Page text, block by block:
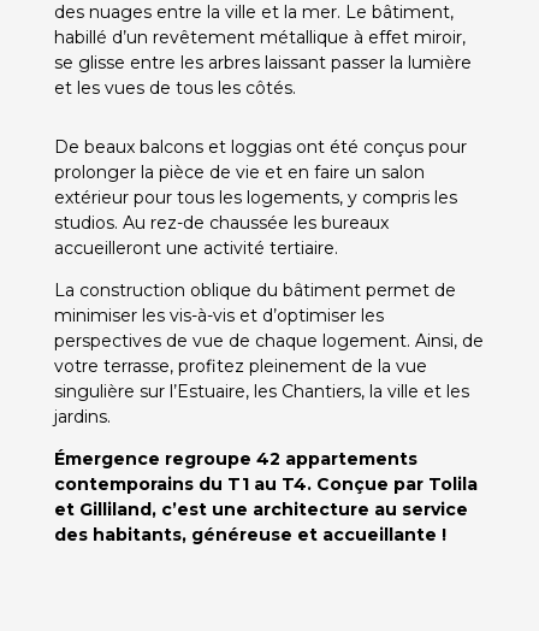
des nuages entre la ville et la mer. Le bâtiment,
habillé d’un revêtement métallique à effet miroir,
se glisse entre les arbres laissant passer la lumière
et les vues de tous les côtés.
De beaux balcons et loggias ont été conçus pour
prolonger la pièce de vie et en faire un salon
extérieur pour tous les logements, y compris les
studios. Au rez-de chaussée les bureaux
accueilleront une activité tertiaire.
La construction oblique du bâtiment permet de
minimiser les vis-à-vis et d’optimiser les
perspectives de vue de chaque logement. Ainsi, de
votre terrasse, profitez pleinement de la vue
singulière sur l’Estuaire, les Chantiers, la ville et les
jardins.
Émergence regroupe 42 appartements
contemporains du T1 au T4. Conçue par Tolila
et Gilliland, c’est une architecture au service
des habitants, généreuse et accueillante !